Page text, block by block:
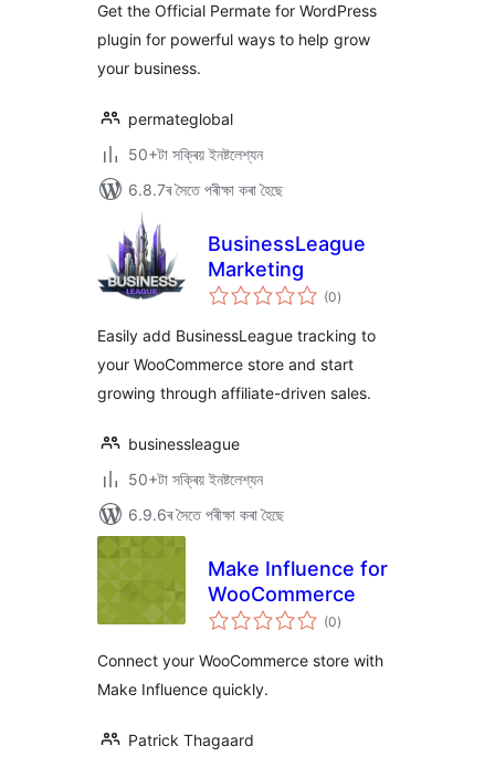
Get the Official Permate for WordPress
plugin for powerful ways to help grow
your business.
permateglobal
50+টা সক্ৰিয় ইনষ্টলেশ্যন
6.8.7ৰ সৈতে পৰীক্ষা কৰা হৈছে
BusinessLeague
Marketing
(0টা
মুঠ)
Easily add BusinessLeague tracking to
your WooCommerce store and start
growing through affiliate-driven sales.
businessleague
50+টা সক্ৰিয় ইনষ্টলেশ্যন
6.9.6ৰ সৈতে পৰীক্ষা কৰা হৈছে
Make Influence for
WooCommerce
(0টা
মুঠ)
Connect your WooCommerce store with
Make Influence quickly.
Patrick Thagaard